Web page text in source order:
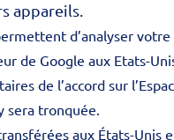
appareils.
d’analyser
de Google aux Etats-
de l’accord sur
sera tronquée.
aux États-Unis